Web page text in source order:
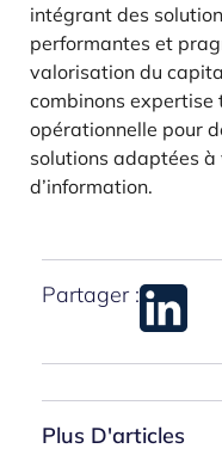
intégrant des
performantes et
valorisation du
combinons expertise
opérationnelle pour
solutions adaptées
d’information.
Partager :
Plus D'articles